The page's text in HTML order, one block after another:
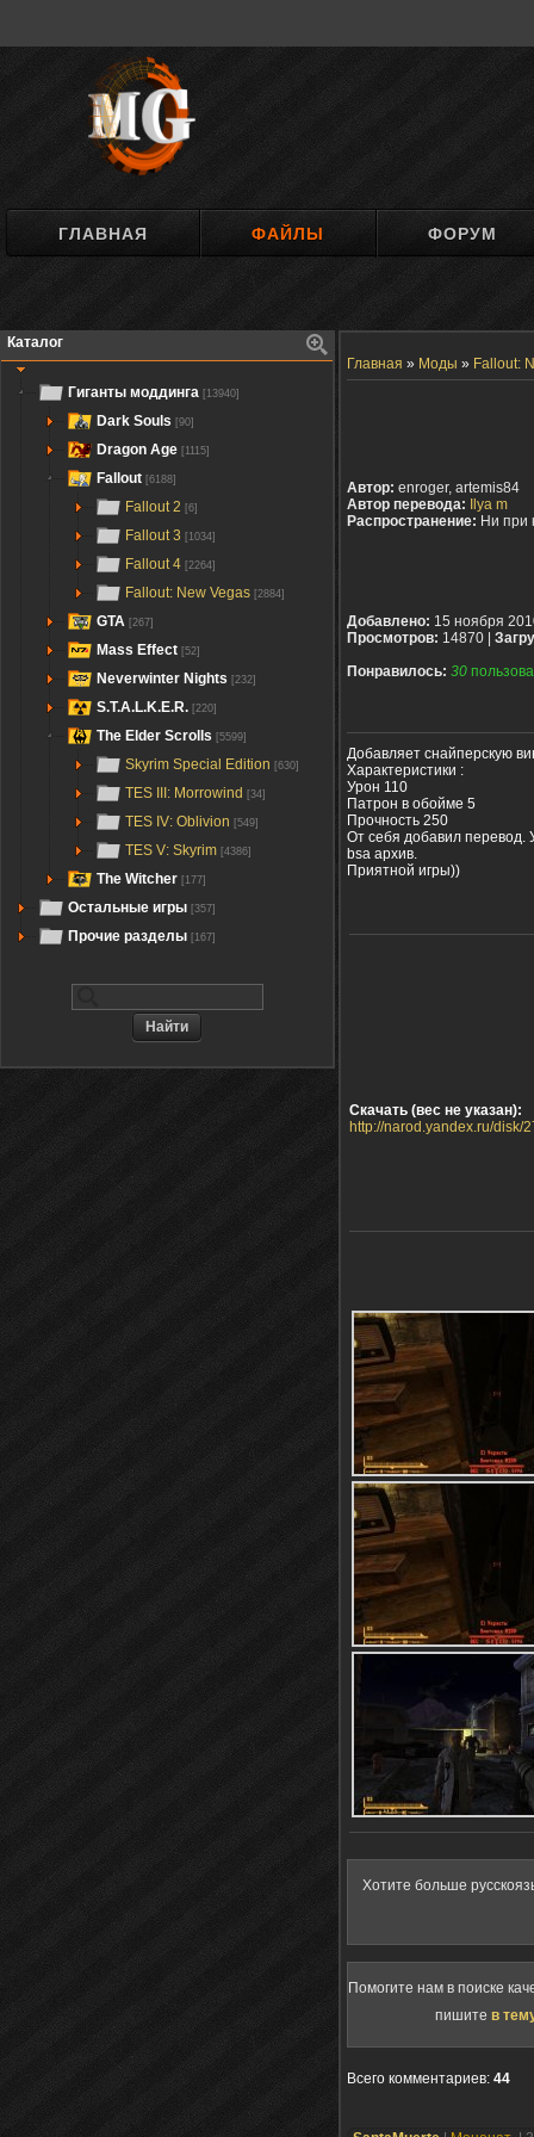
ГЛАВНАЯ ФАЙЛЫ ФОРУМ
Каталог
Гиганты моддинга [13940]
Dark Souls [90]
Dragon Age [1115]
Fallout [6188]
Fallout 2 [6]
Fallout 3 [1034]
Fallout 4 [2264]
Fallout: New Vegas [2884]
GTA [267]
Mass Effect [52]
Neverwinter Nights [232]
S.T.A.L.K.E.R. [220]
The Elder Scrolls [5599]
Skyrim Special Edition [630]
TES III: Morrowind [34]
TES IV: Oblivion [549]
TES V: Skyrim [4386]
The Witcher [177]
Остальные игры [357]
Прочие разделы [167]
Главная » Моды » Fallout:
Автор: enroger, artemis84
Автор перевода:
Ilya m
Распространение: Ни при
Добавлено: 15 ноября
Просмотров: 14870 |
Понравилось: 30
Добавляет снайперскую
Характеристики :
Урон 110
Патрон в обойме 5
Прочность 250
От себя добавил перевод.
bsa архив.
Приятной игры))
Скачать (вес не указан):
http://narod.yandex.ru/disk/
Хотите больше
Помогите нам в поиске
пишите в
Всего комментариев: 44